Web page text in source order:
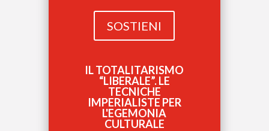
SOSTIENI
IL TOTALITARISMO
“LIBERALE”. LE
TECNICHE
IMPERIALISTE PER
L'EGEMONIA
CULTURALE